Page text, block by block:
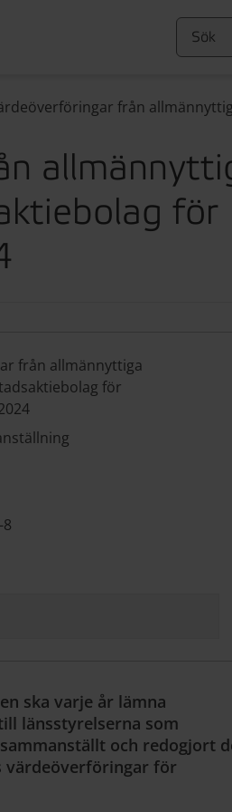
från
för
från allmännyttiga
för
ska varje år lämna
länsstyrelserna som
och redogjort
värdeöverföringar för